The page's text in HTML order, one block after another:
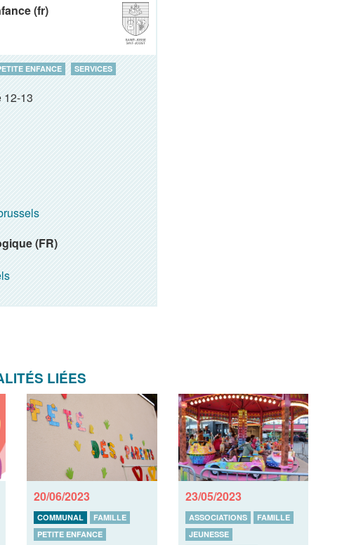
(fr)
ENFANCE SERVICES
12-13
(FR)
LIÉES
20/06/2023
COMMUNAL
FAMILLE
PETITE ENFANCE
23/05/2023
ASSOCIATIONS
FAMILLE
JEUNESSE